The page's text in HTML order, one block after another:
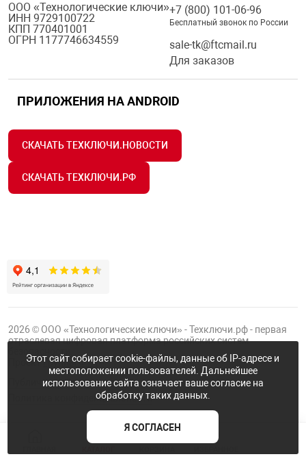
ООО «Технологические ключи»
ИНН 9729100722
КПП 770401001
ОГРН 1177746634559
+7 (800) 101-06-96
Бесплатный звонок по России
sale-tk@ftcmail.ru
Для заказов
ПРИЛОЖЕНИЯ НА ANDROID
СКАЧАТЬ ТЕХКЛЮЧИ.НОВОСТИ
СКАЧАТЬ ТЕХКЛЮЧИ.РФ
2026 © ООО «Технологические ключи» - Техключи.рф - первая
отраслевая цифровая платформа российских систем
ПроектГруппы ФТК
Публичная оферта
Политика конфиденциальности
Этот сайт собирает cookie-файлы, данные об IP-адресе и
местоположении пользователей. Дальнейшее
использование сайта означает ваше согласие на
обработку таких данных.
Я СОГЛАСЕН